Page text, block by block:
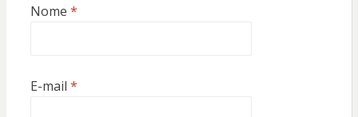
Nome *
E-mail *